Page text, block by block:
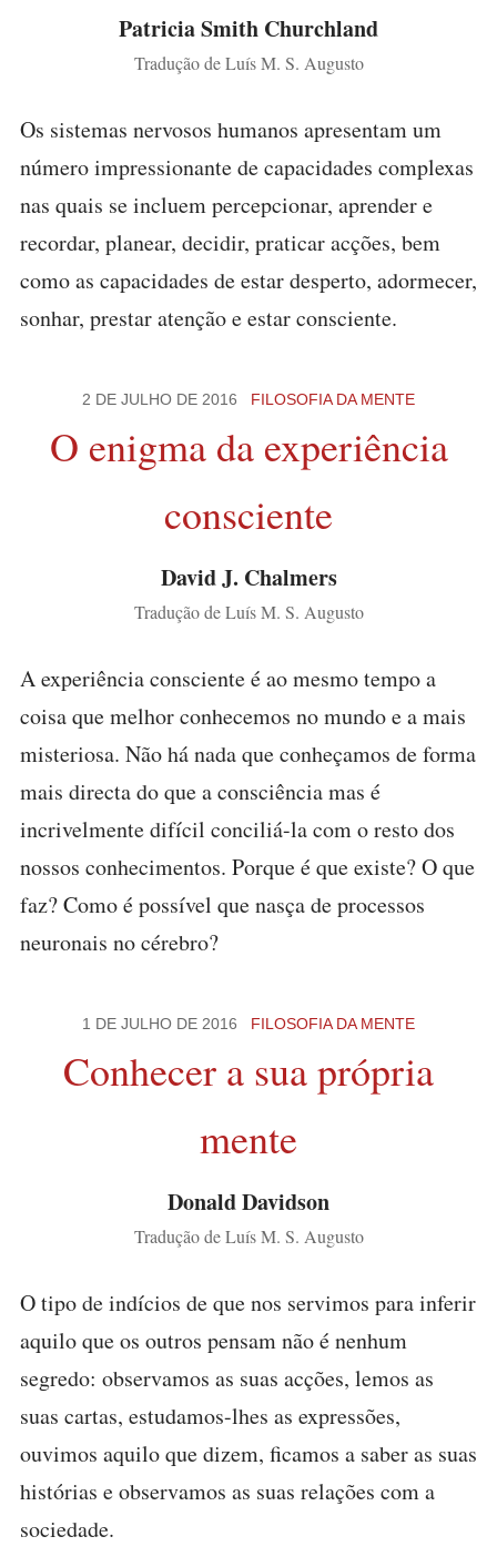
Patricia Smith Churchland
Tradução de Luís M. S. Augusto
Os sistemas nervosos humanos apresentam um
número impressionante de capacidades complexas
nas quais se incluem percepcionar, aprender e
recordar, planear, decidir, praticar acções, bem
como as capacidades de estar desperto, adormecer,
sonhar, prestar atenção e estar consciente.
2 DE JULHO DE 2016 FILOSOFIA DA MENTE
O enigma da experiência
consciente
David J. Chalmers
Tradução de Luís M. S. Augusto
A experiência consciente é ao mesmo tempo a
coisa que melhor conhecemos no mundo e a mais
misteriosa. Não há nada que conheçamos de forma
mais directa do que a consciência mas é
incrivelmente difícil conciliá-la com o resto dos
nossos conhecimentos. Porque é que existe? O que
faz? Como é possível que nasça de processos
neuronais no cérebro?
1 DE JULHO DE 2016 FILOSOFIA DA MENTE
Conhecer a sua própria
mente
Donald Davidson
Tradução de Luís M. S. Augusto
O tipo de indícios de que nos servimos para inferir
aquilo que os outros pensam não é nenhum
segredo: observamos as suas acções, lemos as
suas cartas, estudamos-lhes as expressões,
ouvimos aquilo que dizem, ficamos a saber as suas
histórias e observamos as suas relações com a
sociedade.